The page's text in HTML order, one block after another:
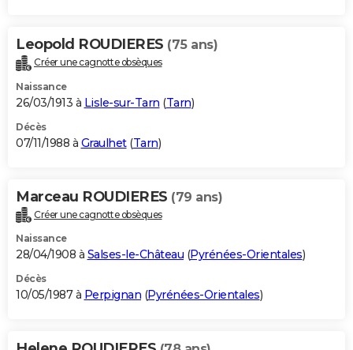
Leopold ROUDIERES (75 ans)
Créer une cagnotte obsèques
Naissance
26/03/1913 à Lisle-sur-Tarn (Tarn)
Décès
07/11/1988 à Graulhet(Tarn)
Marceau ROUDIERES (79 ans)
Créer une cagnotte obsèques
Naissance
28/04/1908 à Salses-le-Château (Pyrénées-Orientales)
Décès
10/05/1987 à Perpignan (Pyrénées-Orientales)